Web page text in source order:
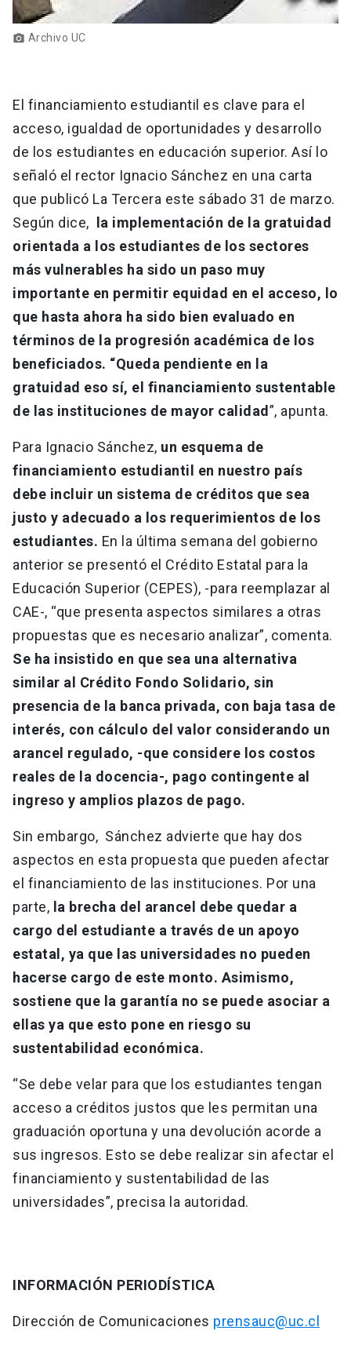
photo_camera Archivo UC
El financiamiento estudiantil es clave para el
acceso, igualdad de oportunidades y desarrollo
de los estudiantes en educación superior. Así lo
señaló el rector Ignacio Sánchez en una carta
que publicó La Tercera este sábado 31 de marzo.
Según dice,
la implementación de la gratuidad
orientada a los estudiantes de los sectores
más vulnerables ha sido un paso muy
importante en permitir equidad en el acceso, lo
que hasta ahora ha sido bien evaluado en
términos de la progresión académica de los
beneficiados. “Queda pendiente en la
gratuidad eso sí, el financiamiento sustentable
de las instituciones de mayor calidad ”, apunta.
Para Ignacio Sánchez, un esquema de
financiamiento estudiantil en nuestro país
debe incluir un sistema de créditos que sea
justo y adecuado a los requerimientos de los
estudiantes. En la última semana del gobierno
anterior se presentó el Crédito Estatal para la
Educación Superior (CEPES), -para reemplazar al
CAE-, “que presenta aspectos similares a otras
propuestas que es necesario analizar”, comenta.
Se ha insistido en que sea una alternativa
similar al Crédito Fondo Solidario, sin
presencia de la banca privada, con baja tasa de
interés, con cálculo del valor considerando un
arancel regulado, -que considere los costos
reales de la docencia-, pago contingente al
ingreso y amplios plazos de pago.
Sin embargo, Sánchez advierte que hay dos
aspectos en esta propuesta que pueden afectar
el financiamiento de las instituciones. Por una
parte, la brecha del arancel debe quedar a
cargo del estudiante a través de un apoyo
estatal, ya que las universidades no pueden
hacerse cargo de este monto. Asimismo,
sostiene que la garantía no se puede asociar a
ellas ya que esto pone en riesgo su
sustentabilidad económica.
“Se debe velar para que los estudiantes tengan
acceso a créditos justos que les permitan una
graduación oportuna y una devolución acorde a
sus ingresos. Esto se debe realizar sin afectar el
financiamiento y sustentabilidad de las
universidades”, precisa la autoridad.
INFORMACIÓN PERIODÍSTICA
Dirección de Comunicaciones prensauc@uc.cl